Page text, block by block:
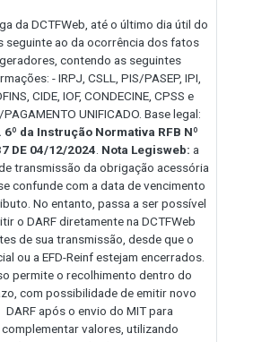
da DCTFWeb, até o último dia útil do
seguinte ao da ocorrência dos fatos
geradores, contendo as seguintes
- IRPJ, CSLL, PIS/PASEP, IPI,
CIDE, IOF, CONDECINE, CPSS e
PAGAMENTO UNIFICADO. Base legal:
6º da Instrução Normativa RFB Nº
DE 04/12/2024 Nota Legisweb: a
transmissão da obrigação acessória
confunde com a data de vencimento
No entanto, passa a ser possível
o DARF diretamente na DCTFWeb
de sua transmissão, desde que o
ou a EFD-Reinf estejam encerrados.
permite o recolhimento dentro do
com possibilidade de emitir novo
DARF após o envio do MIT para
complementar valores, utilizando